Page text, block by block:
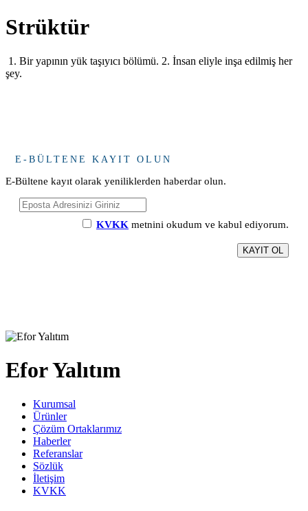
Strüktür
1. Bir yapının yük taşıyıcı bölümü. 2. İnsan eliyle inşa edilmiş her
şey.
E-BÜLTENE KAYIT OLUN
E-Bültene kayıt olarak yeniliklerden haberdar olun.
KVKK metnini okudum ve kabul ediyorum.
Efor Yalıtım
Kurumsal
Ürünler
Çözüm Ortaklarımız
Haberler
Referanslar
Sözlük
İletişim
KVKK